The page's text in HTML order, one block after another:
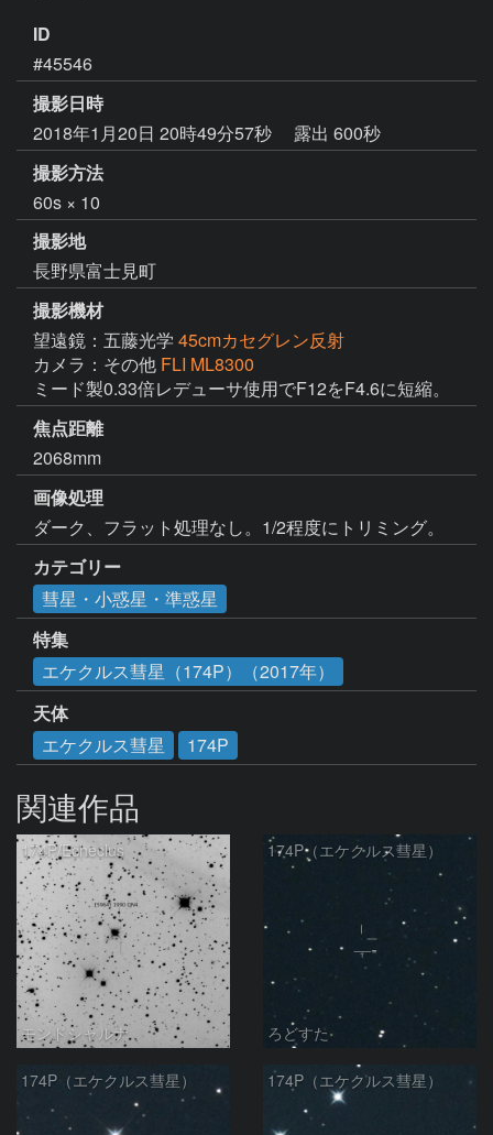
ID
#45546
撮影日時
2018年1月20日 20時49分57秒
露出 600秒
撮影方法
60s × 10
撮影地
長野県富士見町
撮影機材
望遠鏡：五藤光学 45cmカセグレン反射
カメラ：その他 FLI ML8300
ミード製0.33倍レデューサ使用でF12をF4.6に短縮。
焦点距離
2068mm
画像処理
ダーク、フラット処理なし。1/2程度にトリミング。
カテゴリー
彗星・小惑星・準惑星
特集
エケクルス彗星（174P）（2017年）
天体
エケクルス彗星
174P
関連作品
174P/Echeclus
モンドシャルナ
174P（エケクルス彗星）
ろどすた
174P（エケクルス彗星） 174P（エケクルス彗星）